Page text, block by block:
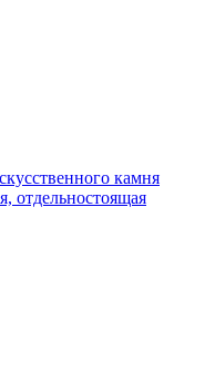
камня
отдельностоящая